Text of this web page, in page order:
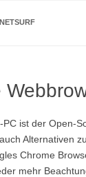
NETSURF
ist der Open-
Alternativen
Chrome
mehr